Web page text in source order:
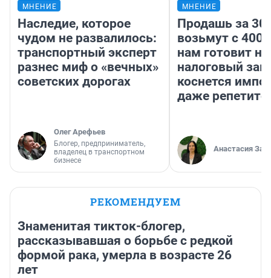
МНЕНИЕ
Наследие, которое
чудом не развалилось:
транспортный эксперт
разнес миф о «вечных»
советских дорогах
Олег Арефьев
Блогер, предприниматель,
владелец в транспортном
бизнесе
МНЕНИЕ
Продашь за
возьмут с
нам готовит
налоговый
коснется
даже
Анастасия
РЕКОМЕНДУЕМ
Знаменитая тикток-блогер,
рассказывавшая о борьбе с редкой
формой рака, умерла в возрасте 26
лет